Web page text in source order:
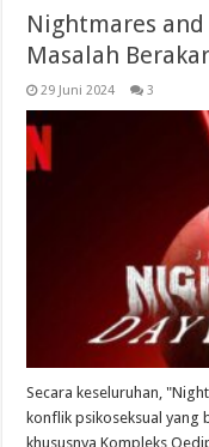
Nightmares and
Masalah
29 Juni 2024 3
Secara keseluruhan,
konflik psikoseksual yang
khususnya Kompleks